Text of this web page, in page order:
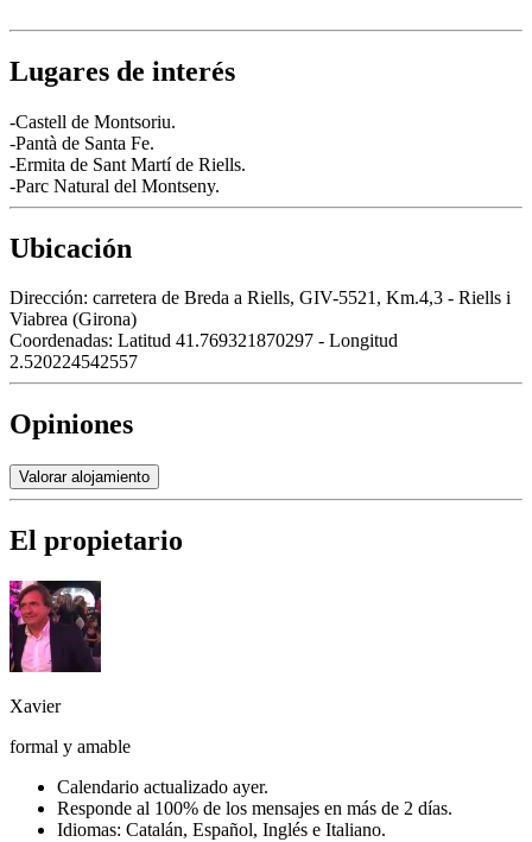
Lugares de interés
-Castell de Montsoriu.
-Pantà de Santa Fe.
-Ermita de Sant Martí de Riells.
-Parc Natural del Montseny.
Ubicación
Dirección: carretera de Breda a Riells, GIV-5521, Km.4,3 - Riells i
Viabrea (Girona)
Coordenadas: Latitud 41.769321870297 - Longitud
2.520224542557
Opiniones
Valorar alojamiento
El propietario
Xavier
formal y amable
Calendario actualizado ayer.
Responde al 100% de los mensajes en más de 2 días.
Idiomas: Catalán, Español, Inglés e Italiano.